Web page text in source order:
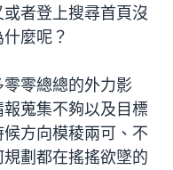
者登上搜尋首頁沒
麼呢？
零總總的外力影
蒐集不夠以及目標
方向模稜兩可、不
劃都在搖搖欲墜的